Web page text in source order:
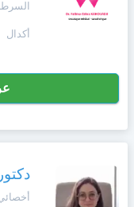
أكدال